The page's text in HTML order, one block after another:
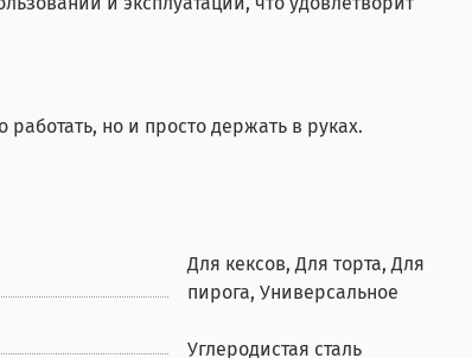
но и просто держать в руках.
Для кексов, Для торта, Для
пирога, Универсальное
Углеродистая сталь